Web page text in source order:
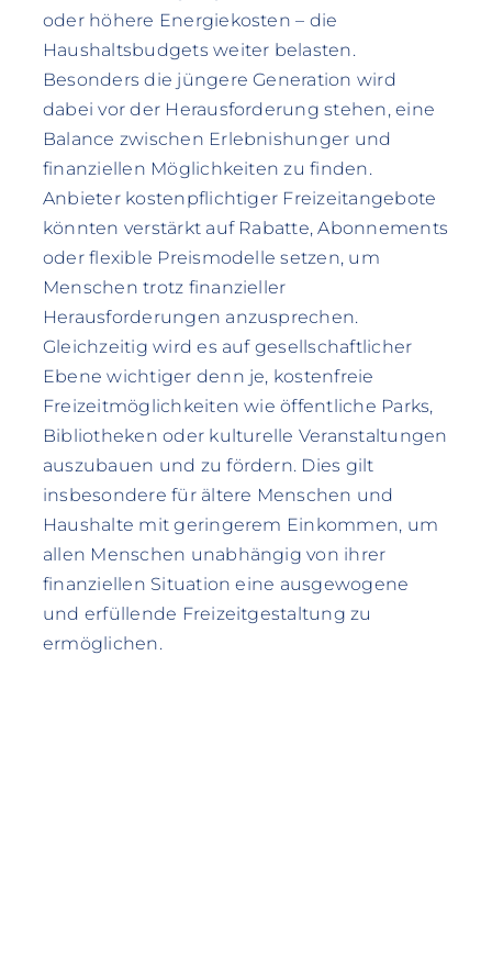
oder höhere Energiekosten – die
Haushaltsbudgets weiter belasten.
Besonders die jüngere Generation wird
dabei vor der Herausforderung stehen, eine
Balance zwischen Erlebnishunger und
finanziellen Möglichkeiten zu finden.
Anbieter kostenpflichtiger Freizeitangebote
könnten verstärkt auf Rabatte, Abonnements
oder flexible Preismodelle setzen, um
Menschen trotz finanzieller
Herausforderungen anzusprechen.
Gleichzeitig wird es auf gesellschaftlicher
Ebene wichtiger denn je, kostenfreie
Freizeitmöglichkeiten wie öffentliche Parks,
Bibliotheken oder kulturelle Veranstaltungen
auszubauen und zu fördern. Dies gilt
insbesondere für ältere Menschen und
Haushalte mit geringerem Einkommen, um
allen Menschen unabhängig von ihrer
finanziellen Situation eine ausgewogene
und erfüllende Freizeitgestaltung zu
ermöglichen.